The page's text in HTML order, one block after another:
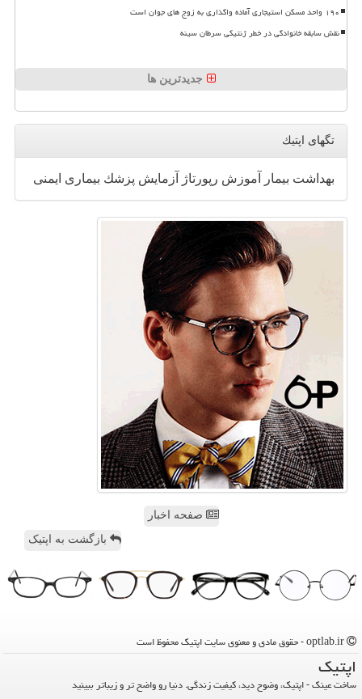
۱۹۰ واحد مسکن استیجاری آماده واگذاری به زوج های جوان است
نقش سابقه خانوادگی در خطر ژنتیکی سرطان سینه
جدیدترین ها
تگهای اپتیك
بهداشت بیمار آموزش رپورتاژ آزمایش پزشك بیماری ایمنی
صفحه اخبار
بازگشت به اپتیک
اپتیك
ساخت عینک - اپتیک، وضوح دید، کیفیت زندگی. دنیا رو واضح تر و زیباتر ببینید